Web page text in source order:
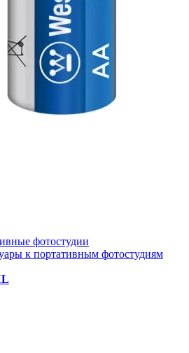
фотостудии
к портативным фотостудиям